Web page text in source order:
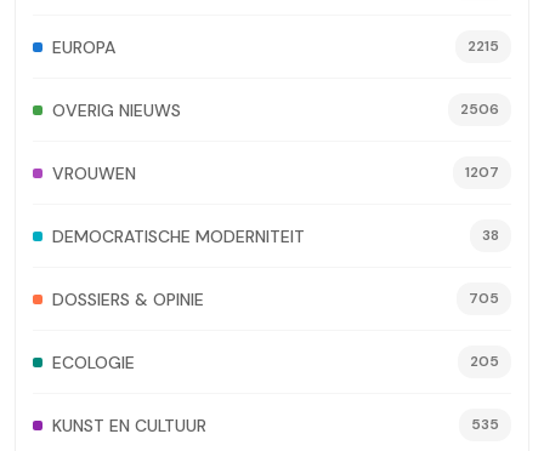
EUROPA 2215
OVERIG NIEUWS 2506
VROUWEN 1207
DEMOCRATISCHE MODERNITEIT 38
DOSSIERS & OPINIE 705
ECOLOGIE 205
KUNST EN CULTUUR 535